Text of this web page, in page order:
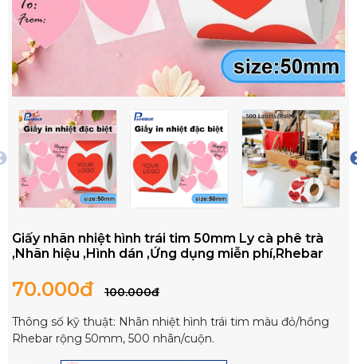
Giấy nhãn nhiệt hình trái tim 50mm Ly cà phê trà
,Nhãn hiệu ,Hình dán ,Ứng dụng miễn phí,Rhebar
70.000đ 100.000đ
Thông số kỹ thuật: Nhãn nhiệt hình trái tim màu đỏ/hồng
Rhebar rộng 50mm, 500 nhãn/cuộn.